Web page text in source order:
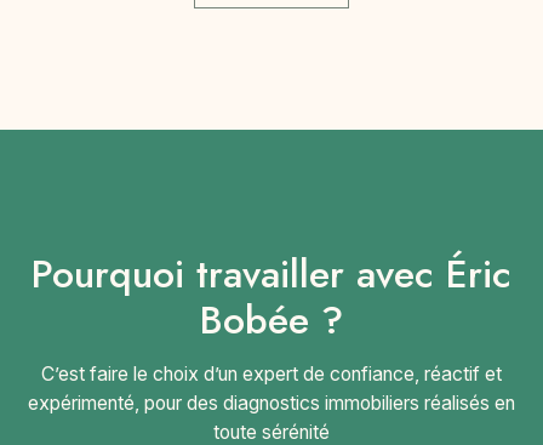
Pourquoi travailler avec Éric
Bobée ?
C’est faire le choix d’un expert de confiance, réactif et
expérimenté, pour des diagnostics immobiliers réalisés en
toute sérénité